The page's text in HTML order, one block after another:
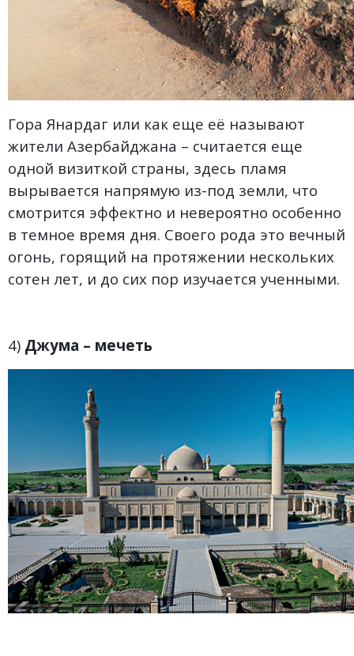
Гора Янардаг или как еще её называют
жители Азербайджана – считается еще
одной визиткой страны, здесь пламя
вырывается напрямую из-под земли, что
смотрится эффектно и невероятно особенно
в темное время дня. Своего рода это вечный
огонь, горящий на протяжении нескольких
сотен лет, и до сих пор изучается ученными.
4) Джума – мечеть